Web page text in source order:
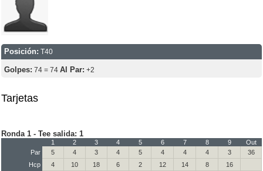
Posición: T40
Golpes: 74 = 74 Al Par: +2
Tarjetas
Ronda 1 - Tee salida: 1
1 2 3 4 5 6 7 8 9
Out
Par
5 4 3 4 5 4 4 4 3
36
Hcp
4 10 18 6 2 12 14 8
16